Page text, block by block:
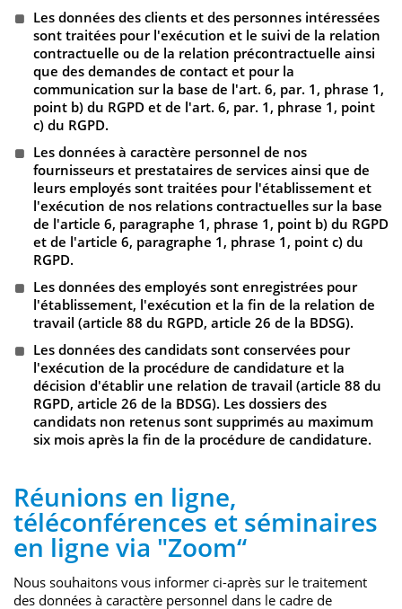
Les données des clients et des personnes intéressées
sont traitées pour l'exécution et le suivi de la relation
contractuelle ou de la relation précontractuelle ainsi
que des demandes de contact et pour la
communication sur la base de l'art. 6, par. 1, phrase 1,
point b) du RGPD et de l'art. 6, par. 1, phrase 1, point
c) du RGPD.
Les données à caractère personnel de nos
fournisseurs et prestataires de services ainsi que de
leurs employés sont traitées pour l'établissement et
l'exécution de nos relations contractuelles sur la base
de l'article 6, paragraphe 1, phrase 1, point b) du RGPD
et de l'article 6, paragraphe 1, phrase 1, point c) du
RGPD.
Les données des employés sont enregistrées pour
l'établissement, l'exécution et la fin de la relation de
travail (article 88 du RGPD, article 26 de la BDSG).
Les données des candidats sont conservées pour
l'exécution de la procédure de candidature et la
décision d'établir une relation de travail (article 88 du
RGPD, article 26 de la BDSG). Les dossiers des
candidats non retenus sont supprimés au maximum
six mois après la fin de la procédure de candidature.
Réunions en ligne,
téléconférences et séminaires
en ligne via "Zoom“
Nous souhaitons vous informer ci-après sur le traitement
des données à caractère personnel dans le cadre de